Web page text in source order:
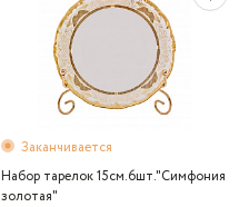
Заканчивается
Набор тарелок 15см.6шт."Симфония
золотая"